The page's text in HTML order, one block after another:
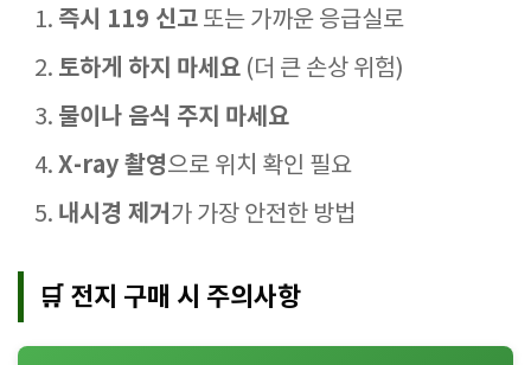
즉시 119 신고 또는 가까운 응급실로
토하게 하지 마세요 (더 큰 손상 위험)
물이나 음식 주지 마세요
X-ray 촬영으로 위치 확인 필요
내시경 제거 가 가장 안전한 방법
🛒 전지 구매 시 주의사항